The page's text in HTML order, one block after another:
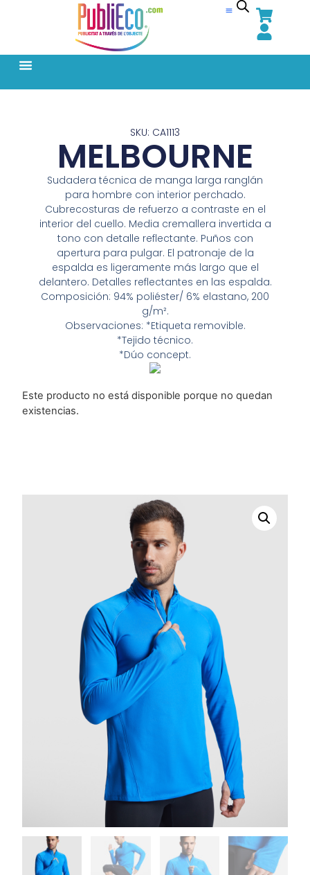
SKU: CA1113
MELBOURNE
Sudadera técnica de manga larga ranglán
para hombre con interior perchado.
Cubrecosturas de refuerzo a contraste en el
interior del cuello. Media cremallera invertida a
tono con detalle reflectante. Puños con
apertura para pulgar. El patronaje de la
espalda es ligeramente más largo que el
delantero. Detalles reflectantes en las espalda.
Composición: 94% poliéster/ 6% elastano, 200
g/m².
Observaciones: *Etiqueta removible.
*Tejido técnico.
*Dúo concept.
Este producto no está disponible porque no quedan
existencias.